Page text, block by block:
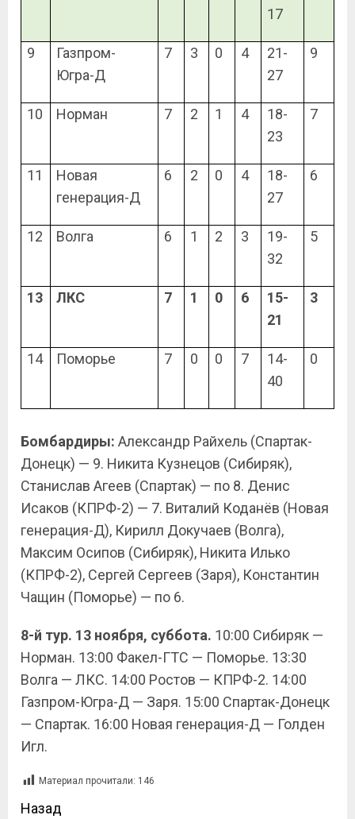
17
9
Газпром-
Югра-Д
7 3 0 4
21-
27
9
10 Норман 7 2 1 4
18-
23
7
11
Новая
генерация-Д
6 2 0 4
18-
27
6
12 Волга 6 1 2 3
19-
32
5
13 ЛКС 7 1 0 6
15-
21
3
14 Поморье 7 0 0 7
14-
40
0
Бомбардиры: Александр Райхель (Спартак-
Донецк) — 9. Никита Кузнецов (Сибиряк),
Станислав Агеев (Спартак) — по 8. Денис
Исаков (КПРФ-2) — 7. Виталий Коданёв (Новая
генерация-Д), Кирилл Докучаев (Волга),
Максим Осипов (Сибиряк), Никита Илько
(КПРФ-2), Сергей Сергеев (Заря), Константин
Чащин (Поморье) — по 6.
8-й тур. 13 ноября, суббота. 10:00 Сибиряк —
Норман. 13:00 Факел-ГТС — Поморье. 13:30
Волга — ЛКС. 14:00 Ростов — КПРФ-2. 14:00
Газпром-Югра-Д — Заря. 15:00 Спартак-Донецк
— Спартак. 16:00 Новая генерация-Д — Голден
Игл.
Материал прочитали: 146
Назад